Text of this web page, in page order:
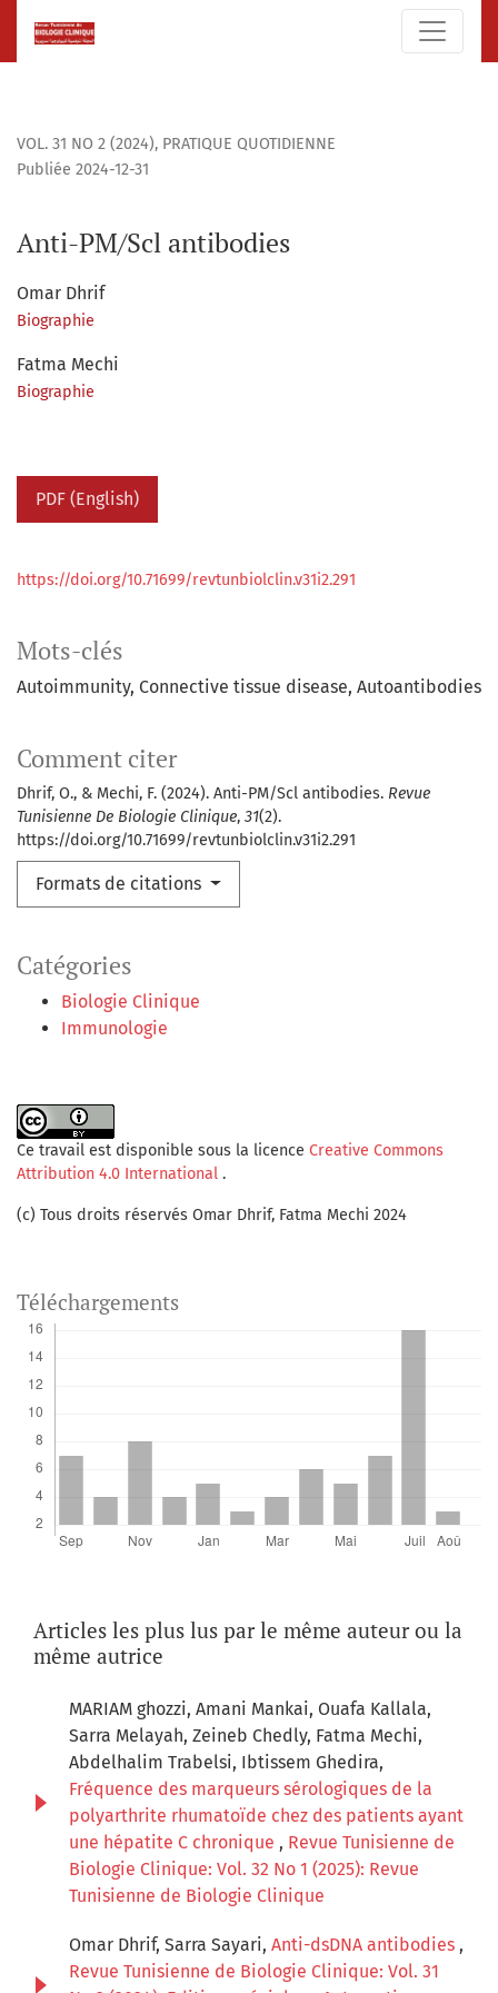
VOL. 31 NO 2 (2024), PRATIQUE QUOTIDIENNE
Anti-PM/Scl antibodies
Publiée 2024-12-31
Omar Dhrif
Biographie
Fatma Mechi
Biographie
PDF (English)
Mots-clés
Autoimmunity Connective tissue disease Autoantibodies
Catégories
Biologie Clinique
Immunologie
Comment citer
Dhrif, O., & Mechi, F. (2024). Anti-PM/Scl antibodies. Revue
Tunisienne De Biologie Clinique, 31(2).
https://doi.org/10.71699/revtunbiolclin.v31i2.291
Formats de citations
https://doi.org/10.71699/revtunbiolclin.v31i2.291
Ce travail est disponible sous la licence Creative Commons
Attribution 4.0 International .
(c) Tous droits réservés Omar Dhrif, Fatma Mechi 2024
Téléchargements
Articles les plus lus par le même auteur ou la
même autrice
MARIAM ghozzi, Amani Mankai, Ouafa Kallala,
Sarra Melayah, Zeineb Chedly, Fatma Mechi,
Abdelhalim Trabelsi, Ibtissem Ghedira,
Fréquence des marqueurs sérologiques de la
polyarthrite rhumatoïde chez des patients ayant
une hépatite C chronique , Revue Tunisienne de
Biologie Clinique: Vol. 32 No 1 (2025): Revue
Tunisienne de Biologie Clinique
Omar Dhrif, Sarra Sayari, Anti-dsDNA antibodies ,
Revue Tunisienne de Biologie Clinique: Vol. 31